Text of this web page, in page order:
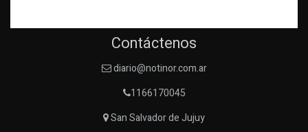
Contáctenos
diario@notinor.com.ar
1166170045
San Salvador de Jujuy